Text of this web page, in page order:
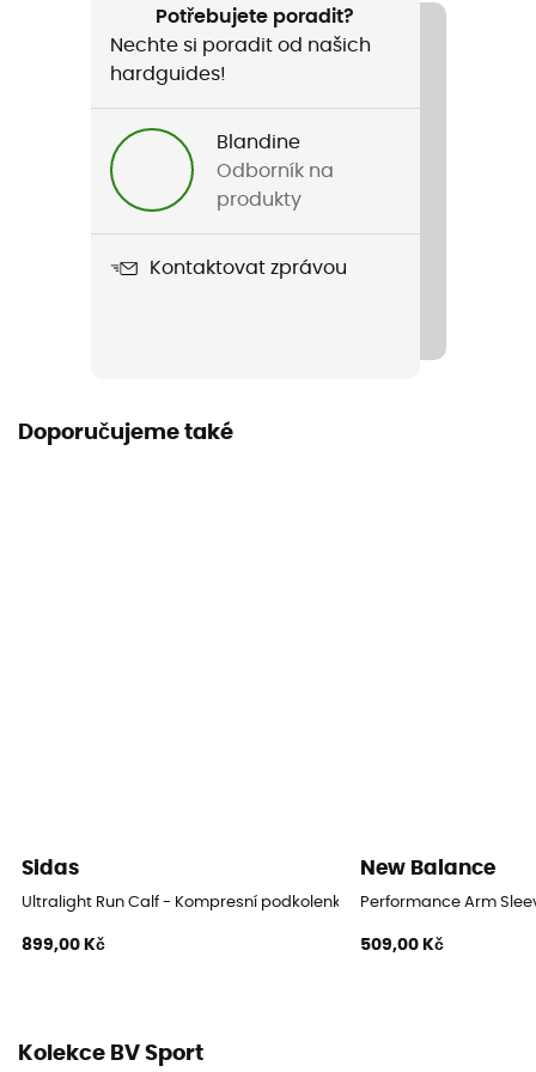
Sportovní lezení / Trail / Běh / Kolo
Potřebujete poradit?
Nechte si poradit od našich
hardguides!
Blandine
Odborník na
produkty
Kontaktovat zprávou
Doporučujeme také
Sidas
Ultralight Run Calf - Kompresní podkolenky
899,00 Kč
New Balance
Performance Arm
509,00 Kč
Kolekce BV Sport